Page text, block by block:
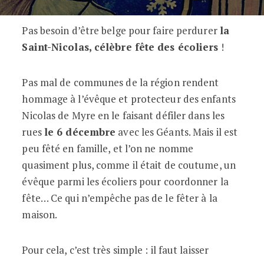
Les bons plans pour la Saint-Nicolas
Pas besoin d’être belge pour faire perdurerla
Saint-Nicolas, célèbre fête des écoliers !
Pas mal de communes de la région rendent
hommage à l’évêque et protecteur des enfants
Nicolas de Myre en le faisant défiler dans les
ruesle 6 décembre avec les Géants. Mais il est
peu fêté en famille, et l’on ne nomme
quasiment plus, comme il était de coutume, un
évêque parmi les écoliers pour coordonner la
fête… Ce qui n’empêche pas de le fêter à la
maison.
Pour cela, c’est très simple : il faut laisser